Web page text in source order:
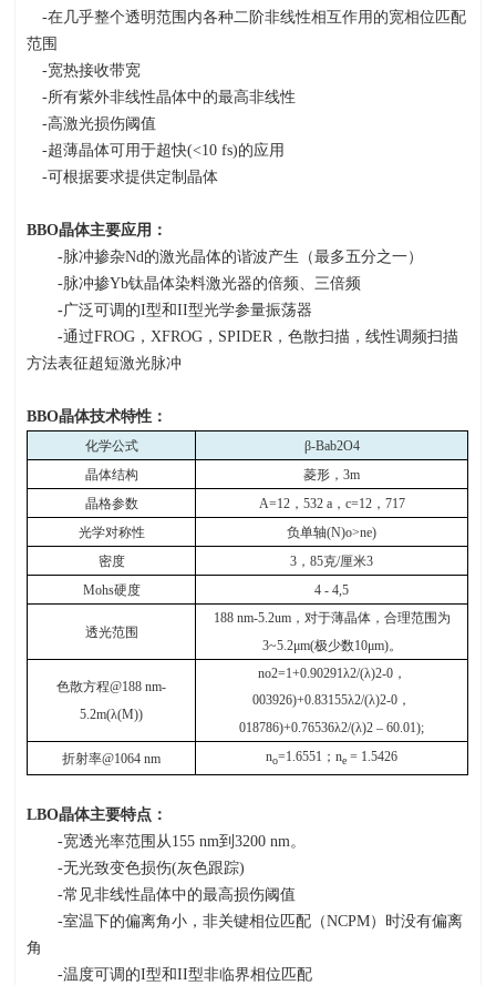
-在几乎整个透明范围内各种二阶非线性相互作用的宽相位匹配
范围
-宽热接收带宽
-所有紫外非线性晶体中的最高非线性
-高激光损伤阈值
-超薄晶体可用于超快(<10 fs)的应用
-可根据要求提供定制晶体
BBO晶体主要应用：
-脉冲掺杂Nd 的激光晶体的谐波产生（最多五分之一）
-脉冲掺Yb钛晶体染料激光器的倍频、三倍频
-广泛可调的I型和II型光学参量振荡器
-通过FROG ， XFROG ， SPIDER ，色散扫描，线性调频扫描
方法表征超短激光脉冲
BBO晶体技术特性：
化学公式
β-Bab2O4
晶体结构
菱形，3m
晶格参数
A=12， 532 a， c=12， 717
光学对称性
负单轴(N)o>ne)
密度
3 ，85克/厘米3
Mohs硬度 4 - 4,5
透光范围
188 nm-5.2um，对于薄晶体，合理范围为
3~5.2μm(极少数10μm)。
色散方程@188 nm-
5.2m(λ(M))
no2=1+0.90291λ2/(λ)2-0，
003926)+0.83155λ2/(λ)2-0 ，
018786)+0.76536λ2/(λ)2 – 60.01);
折射率@1064 nm no=1.6551 ；ne = 1.5426
LBO晶体主要特点：
-宽透光率范围从 155 nm到3200 nm 。
-无光致变色损伤(灰色跟踪)
-常见非线性晶体中的最高损伤阈值
-室温下的偏离角小，非关键相位匹配（NCPM）时没有偏离
角
-温度可调的I型和II型非临界相位匹配